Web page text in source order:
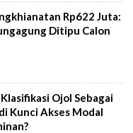
Rp622 Juta:
Ditipu Calon
Ojol Sebagai
Kunci Akses Modal